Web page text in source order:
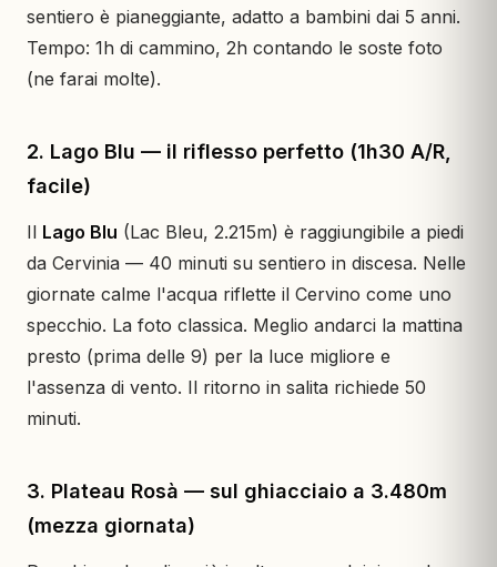
sentiero è pianeggiante, adatto a bambini dai 5 anni.
Tempo: 1h di cammino, 2h contando le soste foto
(ne farai molte).
2. Lago Blu — il riflesso perfetto (1h30 A/R,
facile)
Il Lago Blu (Lac Bleu, 2.215m) è raggiungibile a piedi
da Cervinia — 40 minuti su sentiero in discesa. Nelle
giornate calme l'acqua riflette il Cervino come uno
specchio. La foto classica. Meglio andarci la mattina
presto (prima delle 9) per la luce migliore e
l'assenza di vento. Il ritorno in salita richiede 50
minuti.
3. Plateau Rosà — sul ghiacciaio a 3.480m
(mezza giornata)